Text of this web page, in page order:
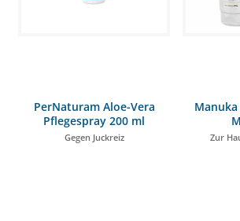
PerNaturam Aloe-Vera
Pflegespray 200 ml
Gegen Juckreiz Zur